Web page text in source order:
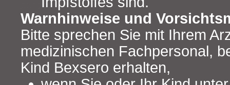
Warnhinweise und
Bitte sprechen Sie mit Ihrem
medizinischen Fachpersonal,
Kind Bexsero erhalten,